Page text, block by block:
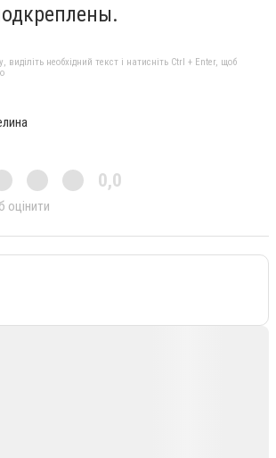
необхідний текст і натисніть Ctrl + Enter, щоб
0,0
оцінити